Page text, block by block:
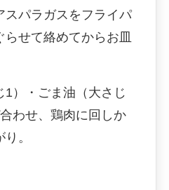
スパラガスをフライパ
らせて絡めてからお皿
1）・ごま油（大さじ
わせ、鶏肉に回しか
。